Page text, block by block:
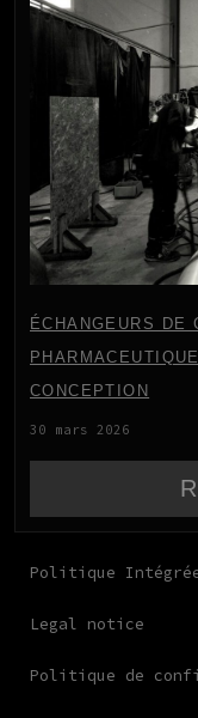
ÉCHANGEURS DE
CONCEPTION
30 mars 2026
Politique
Legal notice
Politique de